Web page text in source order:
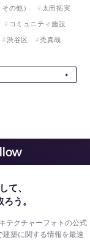
の他）
太田拓実
コミュニティ施設
渋谷区 禿真哉
て、
う。
テクチャーフォトの公式
築に関する情報を最速